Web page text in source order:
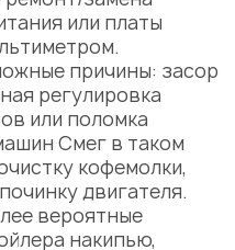
или платы
причины: засор
регулировка
или поломка
Смег в таком
кофемолки,
двигателя.
вероятные
накипью,